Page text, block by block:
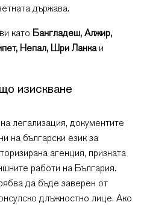
държава.
като Бангладеш, Алжир,
Непал, Шри Ланкаи
изискване
легализация, документите
на български език за
агенция, призната
работи на България.
да бъде заверен от
длъжностно лице. Ако